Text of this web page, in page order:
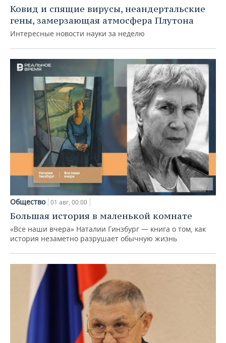
Ковид и спящие вирусы, неандертальские
гены, замерзающая атмосфера Плутона
Интересные новости науки за неделю
Общество 01 авг, 00:00
Большая история в маленькой комнате
«Все наши вчера» Наталии Гинзбург — книга о том, как
история незаметно разрушает обычную жизнь